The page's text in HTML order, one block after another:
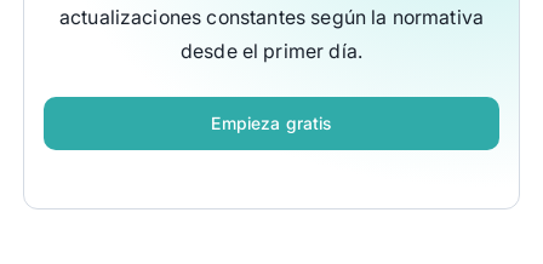
actualizaciones constantes según la normativa
desde el primer día.
Empieza gratis